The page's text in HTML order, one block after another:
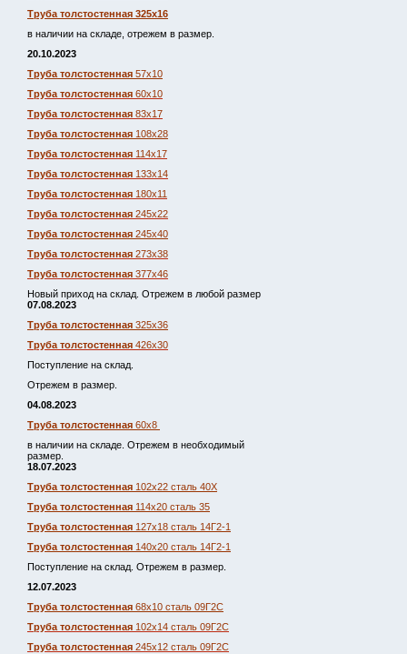
Труба толстостенная 325х16
в наличии на складе, отрежем в размер.
20.10.2023
Труба толстостенная 57х10
Труба толстостенная 60х10
Труба толстостенная 83х17
Труба толстостенная 108х28
Труба толстостенная 114х17
Труба толстостенная 133х14
Труба толстостенная 180х11
Труба толстостенная 245х22
Труба толстостенная 245х40
Труба толстостенная 273х38
Труба толстостенная 377х46
Новый приход на склад. Отрежем в любой размер
07.08.2023
Труба толстостенная 325х36
Труба толстостенная 426х30
Поступление на склад.
Отрежем в размер.
04.08.2023
Труба толстостенная 60х8
в наличии на складе. Отрежем в необходимый
размер.
18.07.2023
Труба толстостенная 102х22 сталь 40Х
Труба толстостенная 114х20 сталь 35
Труба толстостенная 127х18 сталь 14Г2-1
Труба толстостенная 140х20 сталь 14Г2-1
Поступление на склад. Отрежем в размер.
12.07.2023
Труба толстостенная 68х10 сталь 09Г2С
Труба толстостенная 102х14 сталь 09Г2С
Труба толстостенная 245х12 сталь 09Г2С